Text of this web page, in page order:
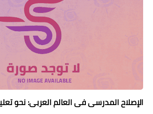
منوعات إخبارية
مواضيع تربوية
وثائق تربوية
الشؤون
التعليم
الإصلاح المدرسي في العالم العربي: نحو